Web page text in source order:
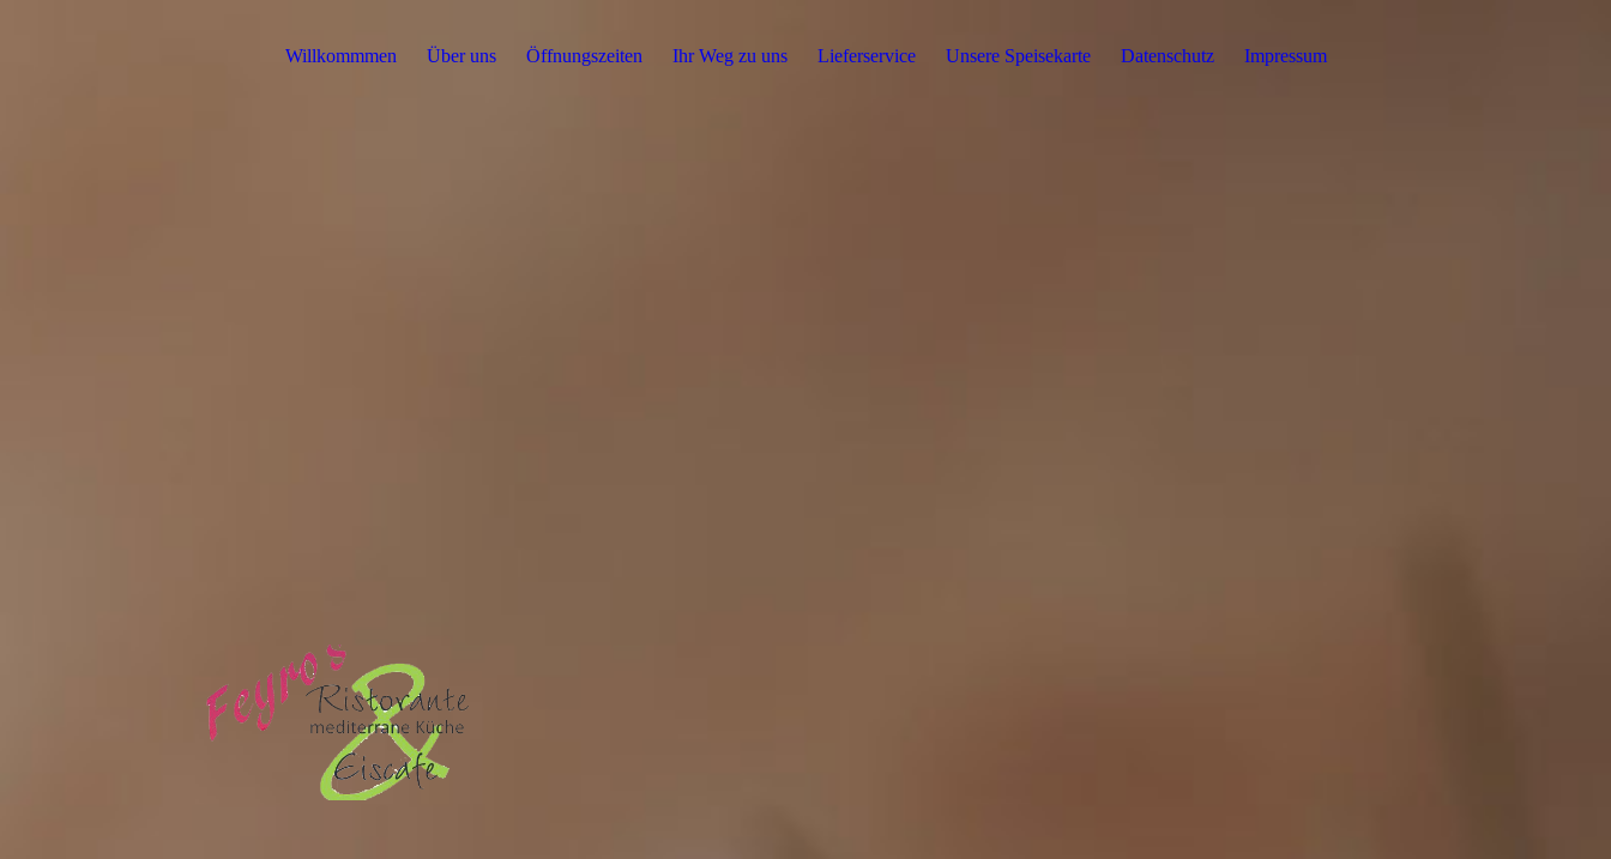
Willkommmen Über uns Öffnungszeiten Ihr Weg zu uns Lieferservice Unsere Speisekarte Datenschutz Impressum